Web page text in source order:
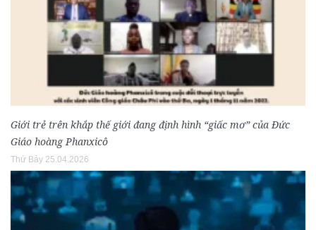
Giới trẻ trên khắp thế giới đang định hình “giấc mơ” của Đức
Giáo hoàng Phanxicô
Thứ Bảy 25.04.2026